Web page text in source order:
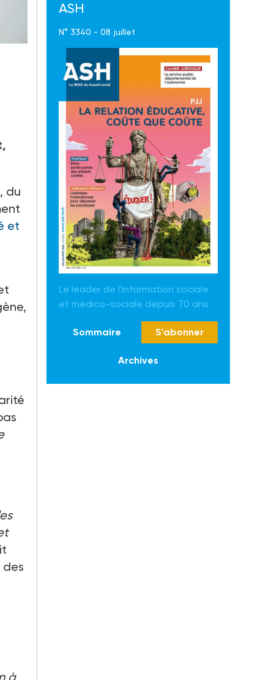
du
et
des
ASH
N° 3340 - 08 juillet
Le leader de l'information sociale
et médico-sociale depuis 70 ans
Sommaire S'abonner
Archives